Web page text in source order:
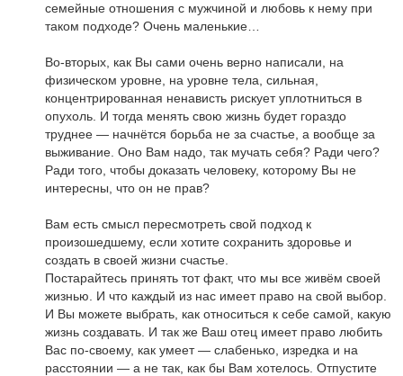
семейные отношения с мужчиной и любовь к нему при
таком подходе? Очень маленькие…
Во-вторых, как Вы сами очень верно написали, на
физическом уровне, на уровне тела, сильная,
концентрированная ненависть рискует уплотниться в
опухоль. И тогда менять свою жизнь будет гораздо
труднее — начнётся борьба не за счастье, а вообще за
выживание. Оно Вам надо, так мучать себя? Ради чего?
Ради того, чтобы доказать человеку, которому Вы не
интересны, что он не прав?
Вам есть смысл пересмотреть свой подход к
произошедшему, если хотите сохранить здоровье и
создать в своей жизни счастье.
Постарайтесь принять тот факт, что мы все живём своей
жизнью. И что каждый из нас имеет право на свой выбор.
И Вы можете выбрать, как относиться к себе самой, какую
жизнь создавать. И так же Ваш отец имеет право любить
Вас по-своему, как умеет — слабенько, изредка и на
расстоянии — а не так, как бы Вам хотелось. Отпустите